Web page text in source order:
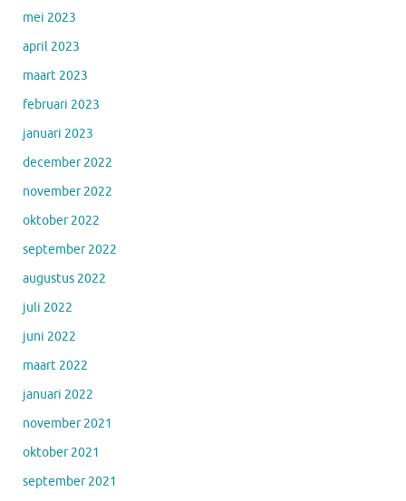
mei 2023
april 2023
maart 2023
februari 2023
januari 2023
december 2022
november 2022
oktober 2022
september 2022
augustus 2022
juli 2022
juni 2022
maart 2022
januari 2022
november 2021
oktober 2021
september 2021